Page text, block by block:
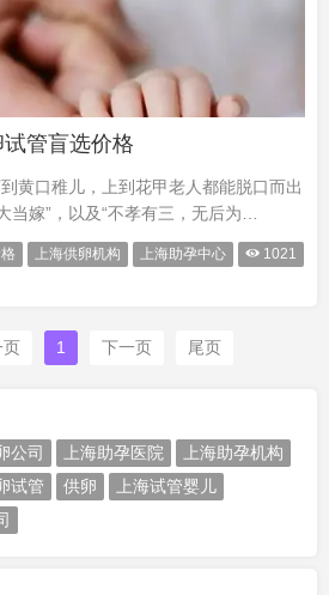
试管盲选价格
黄口稚儿，上到花甲老人都能脱口而出
嫁”，以及“不孝有三，无后为
指没有后代）。由此可见婚姻以及生育的
来越多的人开始不孕不育了，有些家庭
上海供卵机构 上海助孕中心  1021
页 1 下一页 尾页
公司 上海助孕医院
上海助孕机构
试管 供卵
上海试管婴儿